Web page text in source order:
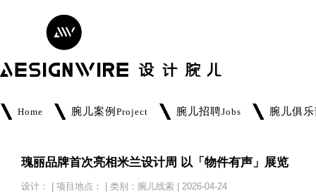
Home 腕儿案例 Project 腕儿招聘Jobs 腕儿俱
瑰丽品牌首次亮相米兰设计周 以「物件有声」展览
设计： | 项目地点： | 类别：腕儿线索 | 2026-04-24